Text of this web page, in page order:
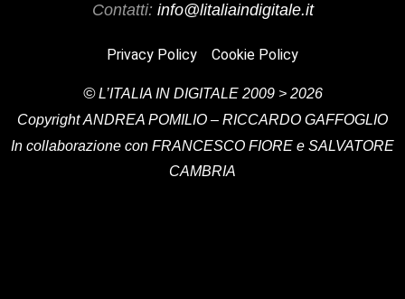
Contatti: info@litaliaindigitale.it
Privacy Policy Cookie Policy
© L’ITALIA IN DIGITALE2009 > 2026
CopyrightANDREA POMILIO – RICCARDO GAFFOGLIO
In collaborazione con FRANCESCO FIORE e SALVATORE
CAMBRIA